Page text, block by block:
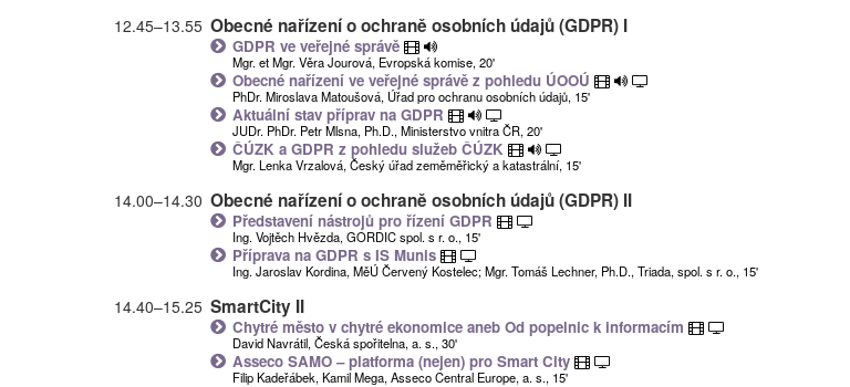
12.45–13.55 Obecné nařízení o ochraně osobních údajů (GDPR) I
GDPR ve veřejné správě
Mgr. et Mgr. Věra Jourová, Evropská komise, 20'
Obecné nařízení ve veřejné správě z pohledu ÚOOÚ
PhDr. Miroslava Matoušová, Úřad pro ochranu osobních údajů, 15'
Aktuální stav příprav na GDPR
JUDr. PhDr. Petr Mlsna, Ph.D., Ministerstvo vnitra ČR, 20'
ČÚZK a GDPR z pohledu služeb ČÚZK
Mgr. Lenka Vrzalová, Český úřad zeměměřický a katastrální, 15'
14.00–14.30 Obecné nařízení o ochraně osobních údajů (GDPR) II
Představení nástrojů pro řízení GDPR
Ing. Vojtěch Hvězda, GORDIC spol. s r. o., 15'
Příprava na GDPR s IS Munis
Ing. Jaroslav Kordina, MěÚ Červený Kostelec; Mgr. Tomáš Lechner, Ph.D., Triada, spol. s r. o., 15'
14.40–15.25 SmartCity II
Chytré město v chytré ekonomice aneb Od popelnic k informacím
David Navrátil, Česká spořitelna, a. s., 30'
Asseco SAMO – platforma (nejen) pro Smart City
Filip Kadeřábek, Kamil Mega, Asseco Central Europe, a. s., 15'